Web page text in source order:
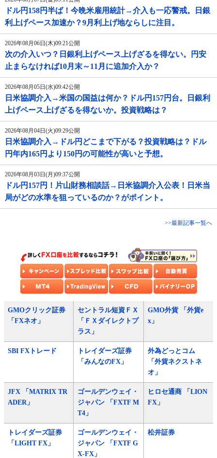
ドル円158円半ば！今晩米雇用統計→介入も一応警戒。日銀
利上げペース加速か？9月利上げ地ならしに注目。
2026年08月06日(木)09:21公開
次の介入いつ？日銀利上げペース上げざるを得ない。円安
止まらなければ10月末～11月に追加介入か？
2026年08月05日(水)09:42公開
日米協調介入→米国の国益は何か？ドル円157円台。日銀利
上げペース上げざるを得ないか。投資戦略は？
2026年08月04日(火)09:29公開
日米協調介入→ドル円どこまで下がる？投資戦略は？ドル
円年内165円より150円の可能性が高いと予想。
2026年08月03日(月)09:37公開
ドル円157円！片山財務相談話→日米協調介入公表！日米当
局がどの水準を狙っているのか？がポイント。
>>最新記事一覧へ
GMOクリック証券
「FXネオ」
セントラル短資ＦＸ
「ＦＸダイレクトプ
ラス」
GMO外貨 「外貨e
x」
SBI FXトレード
トレイダーズ証券
「みんなのFX」
外為どっとコム
「外貨ネクストネ
オ」
JFX 「MATRIX TR
ADER」
ゴールデンウェイ・
ジャパン 「FXTF M
T4」
ヒロセ通商 「LION
FX」
トレイダーズ証券
「LIGHT FX」
ゴールデンウェイ・
ジャパン 「FXTF G
X-FX」
松井証券